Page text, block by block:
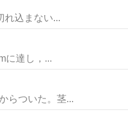
れ込まない...
に達し，...
らついた。茎...